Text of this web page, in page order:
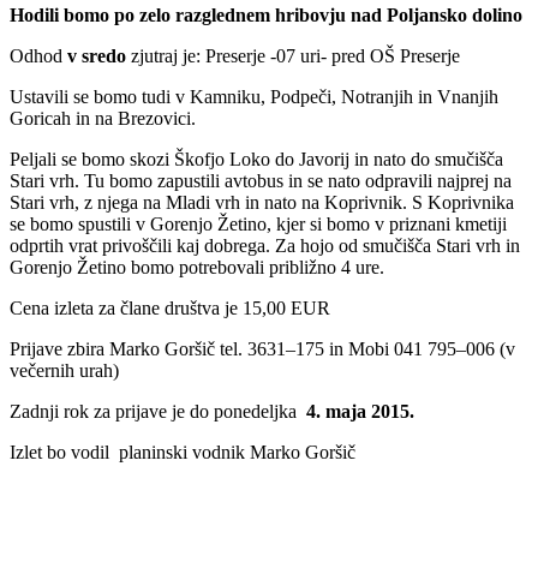
Hodili bomo po zelo razglednem hribovju nad Poljansko dolino
Odhod v sredo zjutraj je: Preserje -07 uri- pred OŠ Preserje
Ustavili se bomo tudi v Kamniku, Podpeči, Notranjih in Vnanjih
Goricah in na Brezovici.
Peljali se bomo skozi Škofjo Loko do Javorij in nato do smučišča
Stari vrh. Tu bomo zapustili avtobus in se nato odpravili najprej na
Stari vrh, z njega na Mladi vrh in nato na Koprivnik. S Koprivnika
se bomo spustili v Gorenjo Žetino, kjer si bomo v priznani kmetiji
odprtih vrat privoščili kaj dobrega. Za hojo od smučišča Stari vrh in
Gorenjo Žetino bomo potrebovali približno 4 ure.
Cena izleta za člane društva je 15,00 EUR
Prijave zbira Marko Goršič tel. 3631–175 in Mobi 041 795–006 (v
večernih urah)
Zadnji rok za prijave je do ponedeljka 4. maja 2015.
Izlet bo vodil planinski vodnik Marko Goršič